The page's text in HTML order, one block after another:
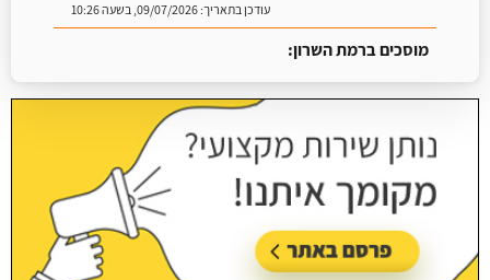
עודכן בתאריך:09/07/2026, בשעה 10:26
מוסכים ברמת השרון:
עודכן בתאריך:16/07/2026, בשעה 09:07